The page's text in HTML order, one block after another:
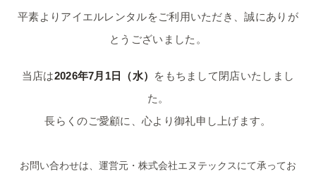
平素よりアイエルレンタルをご利用いただき、誠にありが
とうございました。
当店は2026年7月1日（水） をもちまして閉店いたしまし
た。
長らくのご愛顧に、心より御礼申し上げます。
お問い合わせは、運営元・株式会社エヌテックスにて承ってお